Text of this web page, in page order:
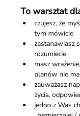
To warsztat
czujesz, że
tym mówicie
zastanawiasz
rozumiecie
masz
planów nie
zauważasz
życia,
jedno z Was